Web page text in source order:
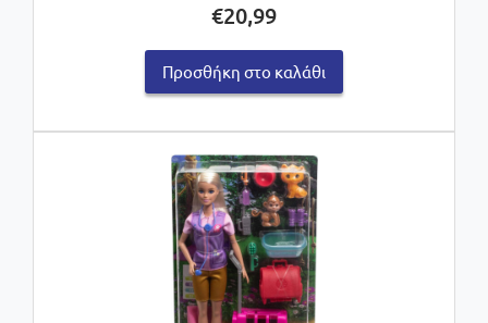
€20,99
Προσθήκη στο καλάθι